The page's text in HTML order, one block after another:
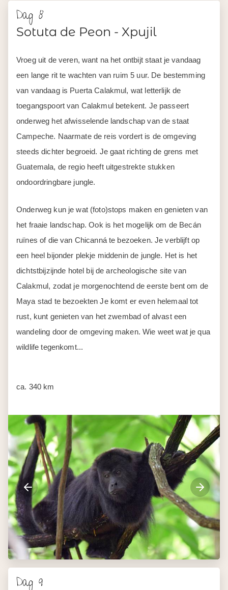
Dag 8
Sotuta de Peon - Xpujil
Vroeg uit de veren, want na het ontbijt staat je vandaag
een lange rit te wachten van ruim 5 uur. De bestemming
van vandaag is Puerta Calakmul, wat letterlijk de
toegangspoort van Calakmul betekent. Je passeert
onderweg het afwisselende landschap van de staat
Campeche. Naarmate de reis vordert is de omgeving
steeds dichter begroeid. Je gaat richting de grens met
Guatemala, de regio heeft uitgestrekte stukken
ondoordringbare jungle.
Onderweg kun je wat (foto)stops maken en genieten van
het fraaie landschap. Ook is het mogelijk om de Becán
ruïnes of die van Chicanná te bezoeken. Je verblijft op
een heel bijonder plekje middenin de jungle. Het is het
dichtstbijzijnde hotel bij de archeologische site van
Calakmul, zodat je morgenochtend de eerste bent om de
Maya stad te bezoekten Je komt er even helemaal tot
rust, kunt genieten van het zwembad of alvast een
wandeling door de omgeving maken. Wie weet wat je qua
wildlife tegenkomt...
ca. 340 km
Dag 9